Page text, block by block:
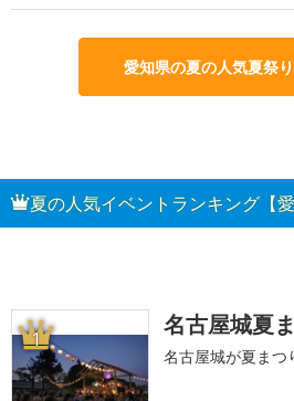
愛知県の夏の人気夏祭
夏の人気イベントランキング【愛
1 名古屋城夏
名古屋城が夏まつ